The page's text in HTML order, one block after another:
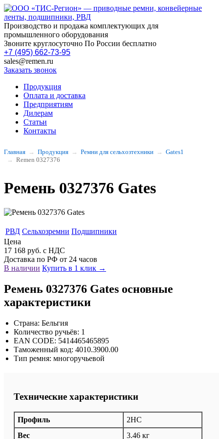
Производство и продажа комплектующих для
промышленного оборудования
Звоните круглосуточно По России бесплатно
+7 (495) 662-73-95
sales@remen.ru
Заказать звонок
Продукция
Оплата и доставка
Предприятиям
Дилерам
Статьи
Контакты
Главная Продукция Ремни для сельхозтехники
Gates1
Remen 0327376
Ремень 0327376 Gates
РВД Сельхозремни Подшипники
Цена
17 168 руб. с НДС
Доставка по РФ от 24 часов
В наличии Купить в 1 клик →
Ремень 0327376 Gates основные
характеристики
Страна: Бельгия
Количество ручьёв: 1
EAN CODE: 5414465465895
Таможенный код: 4010.3900.00
Тип ремня: многоручьевой
Технические характеристики
Профиль
2HC
Вес
3.46 кг